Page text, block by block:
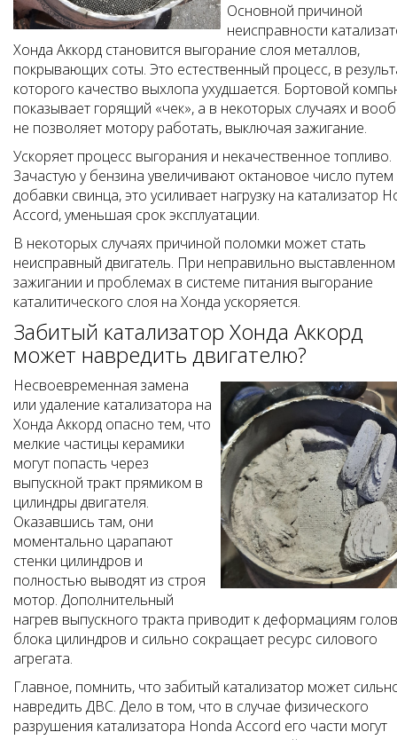
Основной причиной
неисправности
Хонда Аккорд становится выгорание слоя металлов,
покрывающих соты. Это естественный процесс, в
которого качество выхлопа ухудшается. Бортовой
показывает горящий «чек», а в некоторых случаях и
не позволяет мотору работать, выключая зажигание.
Ускоряет процесс выгорания и некачественное топливо.
Зачастую у бензина увеличивают октановое число путем
добавки свинца, это усиливает нагрузку на катализатор
Accord, уменьшая срок эксплуатации.
В некоторых случаях причиной поломки может стать
неисправный двигатель. При неправильно выставленном
зажигании и проблемах в системе питания выгорание
каталитического слоя на Хонда ускоряется.
Забитый катализатор Хонда Аккорд
может навредить двигателю?
Несвоевременная замена
или удаление катализатора на
Хонда Аккорд опасно тем, что
мелкие частицы керамики
могут попасть через
выпускной тракт прямиком в
цилиндры двигателя.
Оказавшись там, они
моментально царапают
стенки цилиндров и
полностью выводят из строя
мотор. Дополнительный
нагрев выпускного тракта приводит к деформациям
блока цилиндров и сильно сокращает ресурс силового
агрегата.
Главное, помнить, что забитый катализатор может
навредить ДВС. Дело в том, что в случае физического
разрушения катализатора Honda Accord его части могут